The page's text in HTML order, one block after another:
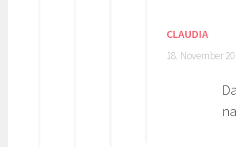
CLAUDIA
18. November